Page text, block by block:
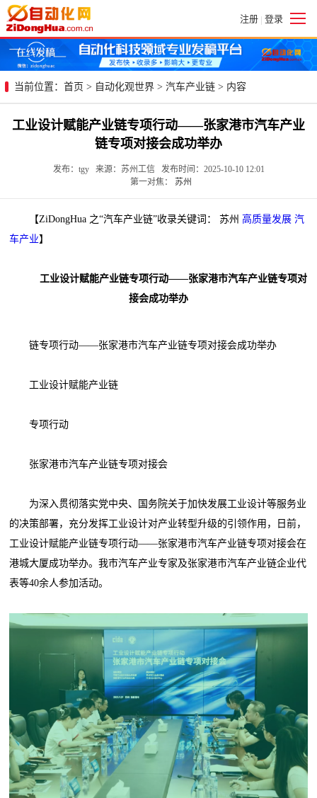
注册 | 登录
当前位置： 首页 > 自动化观世界 > 汽车产业链 > 内容
工业设计赋能产业链专项行动——张家港市汽车产业
链专项对接会成功举办
发布：tgy 来源：苏州工信 发布时间：2025-10-10 12:01
第一对焦： 苏州
【ZiDongHua 之“汽车产业链”收录关键词： 苏州 高质量发展 汽
车产业】
工业设计赋能产业链专项行动——张家港市汽车产业链专项对
接会成功举办
链专项行动——张家港市汽车产业链专项对接会成功举办
工业设计赋能产业链
专项行动
张家港市汽车产业链专项对接会
为深入贯彻落实党中央、国务院关于加快发展工业设计等服务业
的决策部署，充分发挥工业设计对产业转型升级的引领作用，日前，
工业设计赋能产业链专项行动——张家港市汽车产业链专项对接会在
港城大厦成功举办。我市汽车产业专家及张家港市汽车产业链企业代
表等40余人参加活动。